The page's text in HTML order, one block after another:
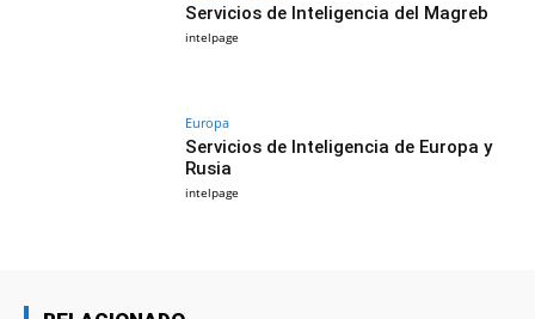
Servicios de Inteligencia del Magreb
intelpage
Europa
Servicios de Inteligencia de Europa y
Rusia
intelpage